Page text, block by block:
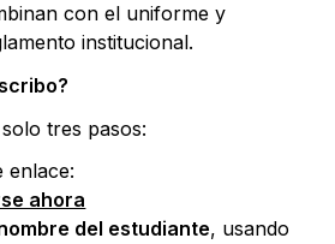
con el uniforme y
institucional.
tres pasos:
enlace:
ahora
del estudiante, usando